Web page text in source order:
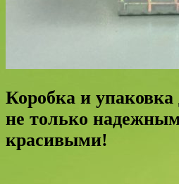
Коробка и
не только
красивыми!